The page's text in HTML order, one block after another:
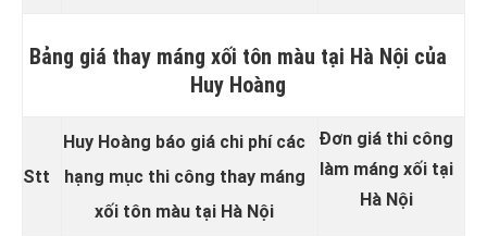
Bảng giá thay máng xối tôn màu tại Hà Nội của
Huy Hoàng
Stt
Huy Hoàng báo giá chi phí các
hạng mục thi công thaymáng
xối tôn màu tại Hà Nội
Đơn giá thi công
làm máng xối tại
Hà Nội